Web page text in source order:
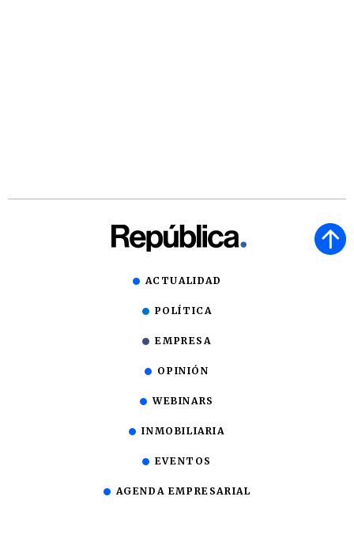
ACTUALIDAD
POLÍTICA
EMPRESA
OPINIÓN
WEBINARS
INMOBILIARIA
EVENTOS
AGENDA EMPRESARIAL